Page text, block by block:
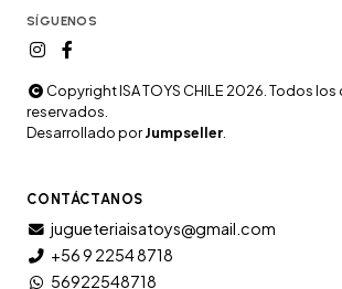
SÍGUENOS
Copyright ISA TOYS CHILE 2026. Todos
reservados.
Desarrollado porJumpseller.
CONTÁCTANOS
jugueteriaisatoys@gmail.com
+56 9 2254 8718
56922548718